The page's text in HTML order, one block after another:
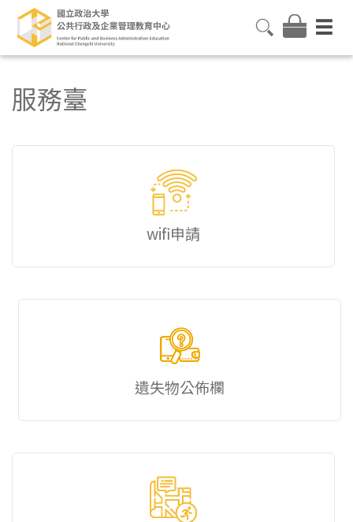
服務臺
wifi申請
遺失物公佈欄